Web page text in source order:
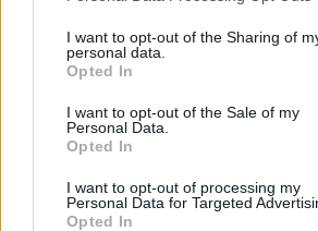
not limited to your visit or usage
grant or deny consent to Google and its
use your data for below specified
consent section.
I want to opt-out of the Sharing of
personal data.
Opted In
I want to opt-out of the Sale of my
Personal Data.
Opted In
I want to opt-out of processing my
Personal Data for Targeted
Opted In